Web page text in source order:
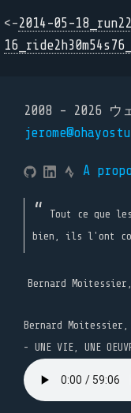
<-2014-05-
2008 - 2026
A
Tout ce que
bien, ils l'ont
Bernard
Bernard
- UNE VIE, UNE